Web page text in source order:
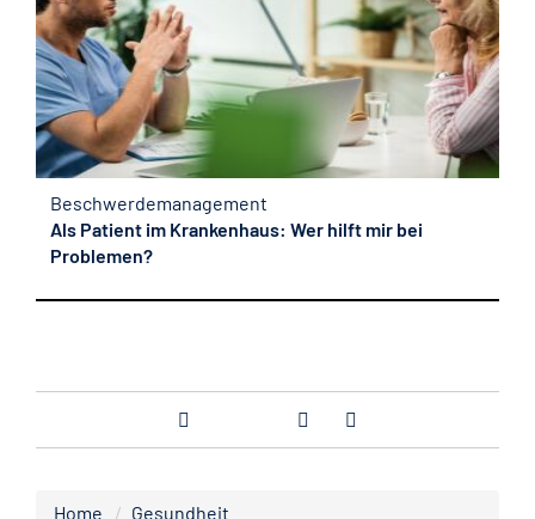
Beschwerdemanagement
Als Patient im Krankenhaus: Wer hilft mir bei
Problemen?
Home Gesundheit